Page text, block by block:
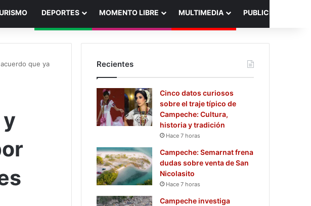
DEPORTES MOMENTO LIBRE MULTIMEDIA PUBLICIDAD
que ya
Recientes
Cinco datos curiosos
sobre el traje típico de
Campeche: Cultura,
historia y tradición
Hace 7 horas
Campeche: Semarnat frena
dudas sobre venta de San
Nicolasito
Hace 7 horas
Campeche investiga